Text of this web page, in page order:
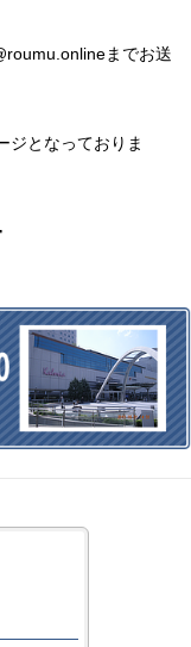
までお送
ジとなっておりま